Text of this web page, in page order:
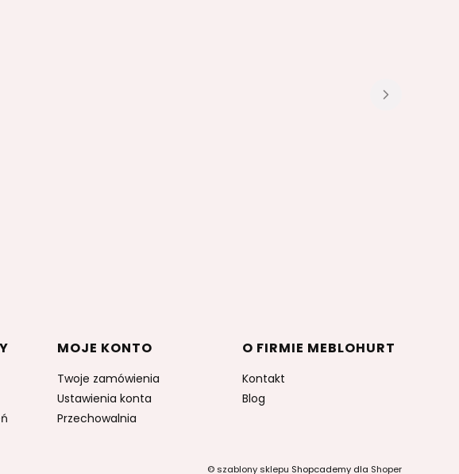
MOJE KONTO
Twoje zamówienia
Ustawienia konta
Przechowalnia
O FIRMIE MEBLOHURT
Kontakt
Blog
©szablony sklepu Shopcademy dla Shoper